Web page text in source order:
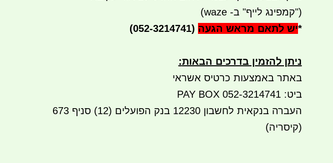
("קמפינג לייף" ב- waze)
*יש לתאם מראש הגעה (052-3214741)
ניתן להזמין בדרכים הבאות:
באתר באמצעות כרטיס אשראי
ביט: 052-3214741 PAY BOX
העברה בנקאית לחשבון 12230 בנק הפועלים (12) סניף 673
(קיסריה)